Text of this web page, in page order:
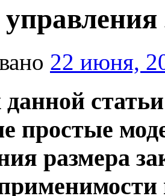
22 июня,
простые
размера